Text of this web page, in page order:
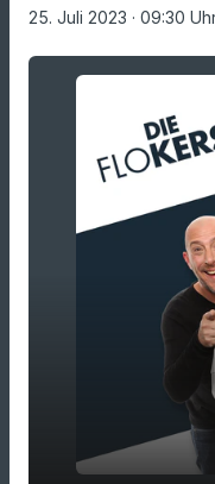
25. Juli 2023 · 09:30